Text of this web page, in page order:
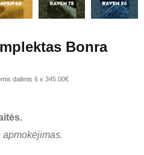
Bonra
dalimis 6 x 345.00€